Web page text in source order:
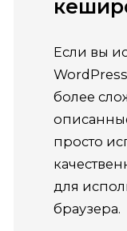
Если вы
более
просто
для
браузера.